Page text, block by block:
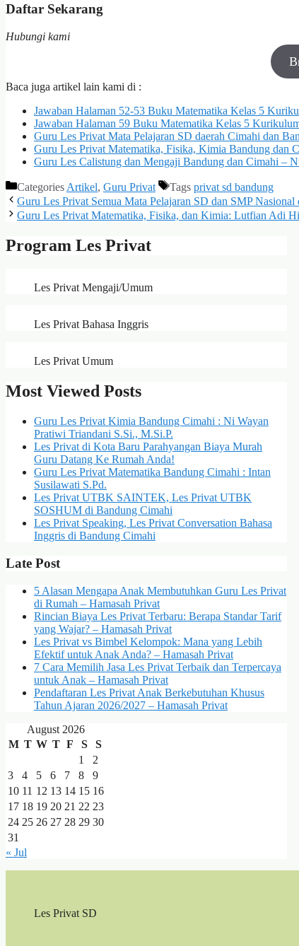
Daftar Sekarang
Hubungi kami
Baca juga artikel lain kami di :
Jawaban Halaman 52-53 Buku Matematika Kelas 5
Jawaban Halaman 59 Buku Matematika Kelas 5
Guru Les Privat Mata Pelajaran SD daerah Cimahi dan
Guru Les Privat Matematika, Fisika, Kimia Bandung dan
Guru Les Calistung dan Mengaji Bandung dan Cimahi –
Categories Artikel, Guru Privat Tags privat sd bandung
Guru Les Privat Semua Mata Pelajaran SD dan SMP
Guru Les Privat Matematika, Fisika, dan Kimia: Lutfian Adi
Program Les Privat
Les Privat Mengaji/Umum
Les Privat Bahasa Inggris
Les Privat Umum
Most Viewed Posts
Guru Les Privat Kimia Bandung Cimahi : Ni Wayan
Pratiwi Triandani S.Si., M.Si.P.
Les Privat di Kota Baru Parahyangan Biaya Murah
Guru Datang Ke Rumah Anda!
Guru Les Privat Matematika Bandung Cimahi : Intan
Susilawati S.Pd.
Les Privat UTBK SAINTEK, Les Privat UTBK
SOSHUM di Bandung Cimahi
Les Privat Speaking, Les Privat Conversation Bahasa
Inggris di Bandung Cimahi
Late Post
5 Alasan Mengapa Anak Membutuhkan Guru Les Privat
di Rumah – Hamasah Privat
Rincian Biaya Les Privat Terbaru: Berapa Standar Tarif
yang Wajar? – Hamasah Privat
Les Privat vs Bimbel Kelompok: Mana yang Lebih
Efektif untuk Anak Anda? – Hamasah Privat
7 Cara Memilih Jasa Les Privat Terbaik dan Terpercaya
untuk Anak – Hamasah Privat
Pendaftaran Les Privat Anak Berkebutuhan Khusus
Tahun Ajaran 2026/2027 – Hamasah Privat
August 2026
M T W T F S
S
1
2
3
4 5 6 7 8
9
10 11 12 13 14 15 16
17 18 19 20 21 22 23
24 25 26 27 28 29 30
31
« Jul
Les Privat SD